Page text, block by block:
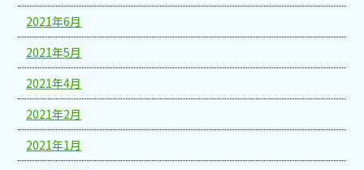
2021年6月
2021年5月
2021年4月
2021年2月
2021年1月